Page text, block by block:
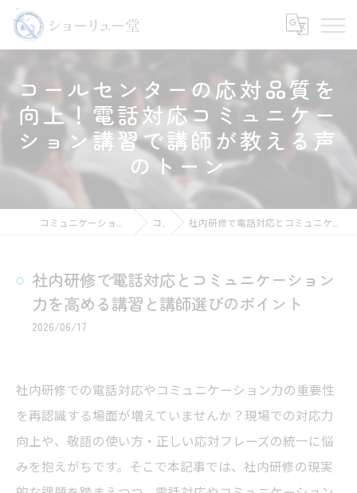
コールセンターの応対品質を
向上！電話対応コミュニケー
ション講習で講師が教える声
のトーン
コラム 社内研修で電話対応とコミュニケーション力を高める講習と講師選びのポイント
社内研修で電話対応とコミュニケーション
力を高める講習と講師選びのポイント
2026/06/17
社内研修での電話対応やコミュニケーション力の重要性
を再認識する場面が増えていませんか？現場での対応力
向上や、敬語の使い方・正しい応対フレーズの統一に悩
みを抱えがちです。そこで本記事では、社内研修の現実